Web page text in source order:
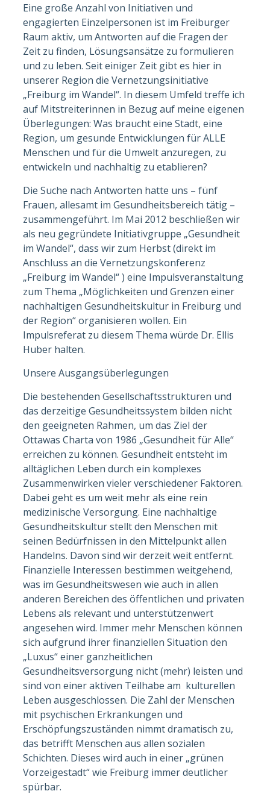
Eine große Anzahl von Initiativen und
engagierten Einzelpersonen ist im Freiburger
Raum aktiv, um Antworten auf die Fragen der
Zeit zu finden, Lösungsansätze zu formulieren
und zu leben. Seit einiger Zeit gibt es hier in
unserer Region die Vernetzungsinitiative
„Freiburg im Wandel“. In diesem Umfeld treffe ich
auf Mitstreiterinnen in Bezug auf meine eigenen
Überlegungen: Was braucht eine Stadt, eine
Region, um gesunde Entwicklungen für ALLE
Menschen und für die Umwelt anzuregen, zu
entwickeln und nachhaltig zu etablieren?
Die Suche nach Antworten hatte uns – fünf
Frauen, allesamt im Gesundheitsbereich tätig –
zusammengeführt. Im Mai 2012 beschließen wir
als neu gegründete Initiativgruppe „Gesundheit
im Wandel“, dass wir zum Herbst (direkt im
Anschluss an die Vernetzungskonferenz
„Freiburg im Wandel“ ) eine Impulsveranstaltung
zum Thema „Möglichkeiten und Grenzen einer
nachhaltigen Gesundheitskultur in Freiburg und
der Region“ organisieren wollen. Ein
Impulsreferat zu diesem Thema würde Dr. Ellis
Huber halten.
Unsere Ausgangsüberlegungen
Die bestehenden Gesellschaftsstrukturen und
das derzeitige Gesundheitssystem bilden nicht
den geeigneten Rahmen, um das Ziel der
Ottawas Charta von 1986 „Gesundheit für Alle“
erreichen zu können. Gesundheit entsteht im
alltäglichen Leben durch ein komplexes
Zusammenwirken vieler verschiedener Faktoren.
Dabei geht es um weit mehr als eine rein
medizinische Versorgung. Eine nachhaltige
Gesundheitskultur stellt den Menschen mit
seinen Bedürfnissen in den Mittelpunkt allen
Handelns. Davon sind wir derzeit weit entfernt.
Finanzielle Interessen bestimmen weitgehend,
was im Gesundheitswesen wie auch in allen
anderen Bereichen des öffentlichen und privaten
Lebens als relevant und unterstützenwert
angesehen wird. Immer mehr Menschen können
sich aufgrund ihrer finanziellen Situation den
„Luxus“ einer ganzheitlichen
Gesundheitsversorgung nicht (mehr) leisten und
sind von einer aktiven Teilhabe am kulturellen
Leben ausgeschlossen. Die Zahl der Menschen
mit psychischen Erkrankungen und
Erschöpfungszuständen nimmt dramatisch zu,
das betrifft Menschen aus allen sozialen
Schichten. Dieses wird auch in einer „grünen
Vorzeigestadt“ wie Freiburg immer deutlicher
spürbar.